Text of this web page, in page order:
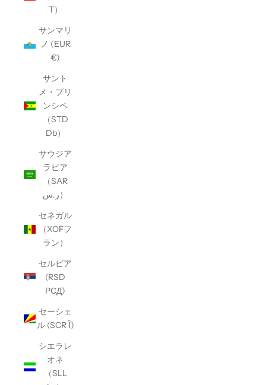
T）
サンマリ
ノ (EUR
€)
サント
メ・プリ
ンシペ
（STD
Db）
サウジア
ラビア
（SAR
ر.س）
セネガル
（XOFフ
ラン）
セルビア
(RSD
РСД)
セーシェ
ル (SCR Ȉ)
シエラレ
オネ
（SLL